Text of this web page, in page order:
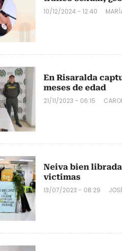
10/12/2024 - 12:40
En Risaralda
meses de edad
21/11/2023 - 06:15
Neiva bien
victimas
13/07/2023 - 08:29